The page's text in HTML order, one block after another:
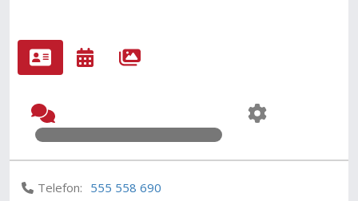
Telefon: 555 558 690